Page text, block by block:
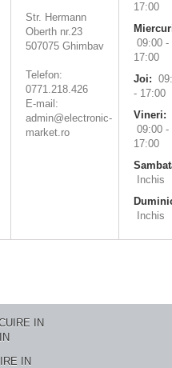
Str. Hermann
Oberth nr.23
507075 Ghimbav
Telefon:
0771.218.426
E-mail:
admin@electronic-
market.ro
17:00
09:00 -
17:00
Joi:
- 17:00
Vineri:
09:00 -
17:00
Inchis
Inchis
IN